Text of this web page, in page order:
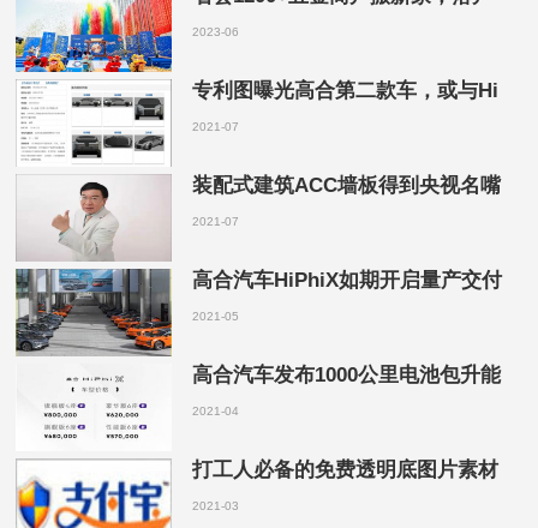
2023-06
专利图曝光高合第二款车，或与Hi
2021-07
装配式建筑ACC墙板得到央视名嘴
2021-07
高合汽车HiPhiX如期开启量产交付
2021-05
高合汽车发布1000公里电池包升能
2021-04
打工人必备的免费透明底图片素材
2021-03